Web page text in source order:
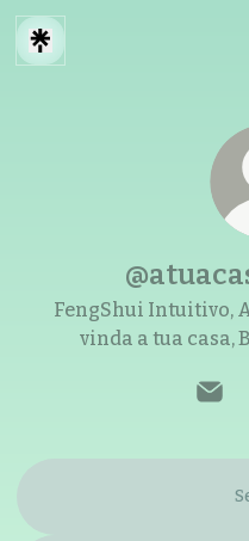
FengShui Intuitivo,
vinda a tua casa,